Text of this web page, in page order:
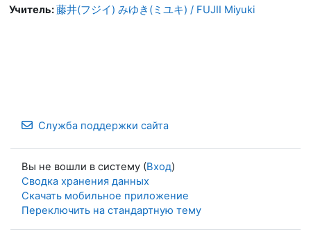
Учитель:藤井(フジイ) みゆき(ミユキ) / FUJII Miyuki
Служба поддержки сайта
Вы не вошли в систему (Вход)
Сводка хранения данных
Скачать мобильное приложение
Переключить на стандартную тему